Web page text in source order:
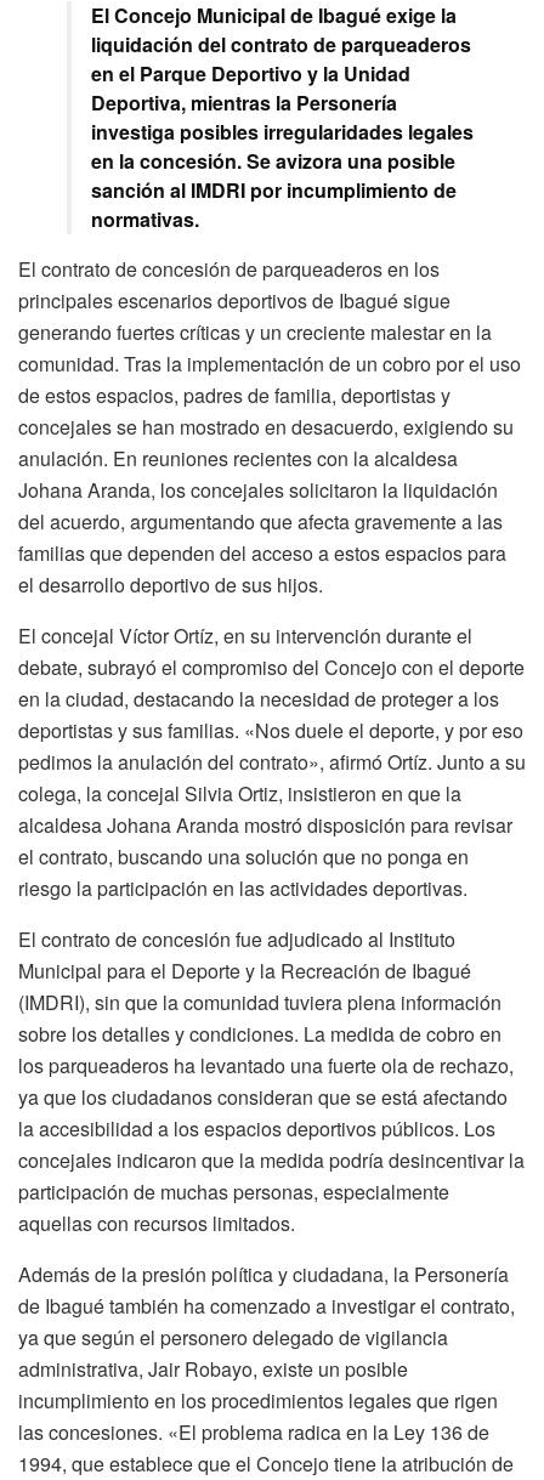
El Concejo Municipal de Ibagué exige la
liquidación del contrato de parqueaderos
en el Parque Deportivo y la Unidad
Deportiva, mientras la Personería
investiga posibles irregularidades legales
en la concesión. Se avizora una posible
sanción al IMDRI por incumplimiento de
normativas.
El contrato de concesión de parqueaderos en los
principales escenarios deportivos de Ibagué sigue
generando fuertes críticas y un creciente malestar en la
comunidad. Tras la implementación de un cobro por el uso
de estos espacios, padres de familia, deportistas y
concejales se han mostrado en desacuerdo, exigiendo su
anulación. En reuniones recientes con la alcaldesa
Johana Aranda, los concejales solicitaron la liquidación
del acuerdo, argumentando que afecta gravemente a las
familias que dependen del acceso a estos espacios para
el desarrollo deportivo de sus hijos.
El concejal Víctor Ortíz, en su intervención durante el
debate, subrayó el compromiso del Concejo con el deporte
en la ciudad, destacando la necesidad de proteger a los
deportistas y sus familias. «Nos duele el deporte, y por eso
pedimos la anulación del contrato», afirmó Ortíz. Junto a su
colega, la concejal Silvia Ortiz, insistieron en que la
alcaldesa Johana Aranda mostró disposición para revisar
el contrato, buscando una solución que no ponga en
riesgo la participación en las actividades deportivas.
El contrato de concesión fue adjudicado al Instituto
Municipal para el Deporte y la Recreación de Ibagué
(IMDRI), sin que la comunidad tuviera plena información
sobre los detalles y condiciones. La medida de cobro en
los parqueaderos ha levantado una fuerte ola de rechazo,
ya que los ciudadanos consideran que se está afectando
la accesibilidad a los espacios deportivos públicos. Los
concejales indicaron que la medida podría desincentivar la
participación de muchas personas, especialmente
aquellas con recursos limitados.
Además de la presión política y ciudadana, la Personería
de Ibagué también ha comenzado a investigar el contrato,
ya que según el personero delegado de vigilancia
administrativa, Jair Robayo, existe un posible
incumplimiento en los procedimientos legales que rigen
las concesiones. «El problema radica en la Ley 136 de
1994, que establece que el Concejo tiene la atribución de